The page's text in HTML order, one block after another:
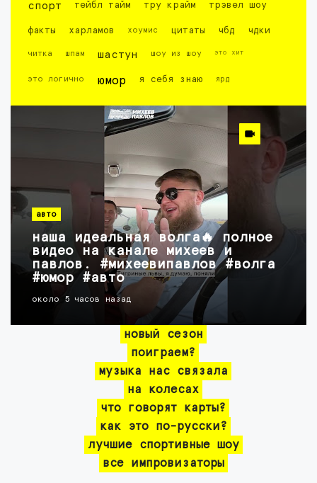
спорт тейбл тайм тру крайм трэвел шоу
факты харламов хоумис цитаты чбд чдки
читка шпам шастун шоу из шоу это хит
это логично юмор я себя знаю ярд
авто
наша идеальная волга🔥 полное
видео на канале михеев и
павлов. #михеевипавлов #волга
#юмор #авто
около 5 часов назад
новый сезон
поиграем?
музыка нас связала
на колесах
что говорят карты?
как это по-русски?
лучшие спортивные шоу
все импровизаторы